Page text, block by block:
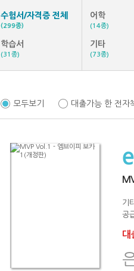
수험서/자격증 전체
(299종)
어학
(14종)
학습서
(31종)
기타
(73종)
모두보기 대출가능 한 전자
기
공
대